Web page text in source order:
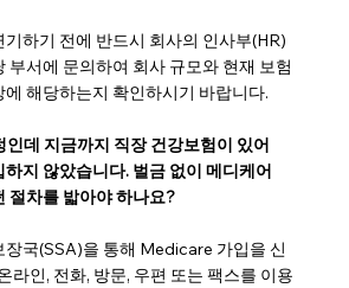
하기 전에 반드시 회사의 인사부(HR)
부서에 문의하여 회사 규모와 현재 보험
에 해당하는지 확인하시기 바랍니다.
인데 지금까지 직장 건강보험이 있어
하지 않았습니다. 벌금 없이 메디케어
절차를 밟아야 하나요?
장국(SSA)을 통해 Medicare 가입을 신
라인, 전화, 방문, 우편 또는 팩스를 이용